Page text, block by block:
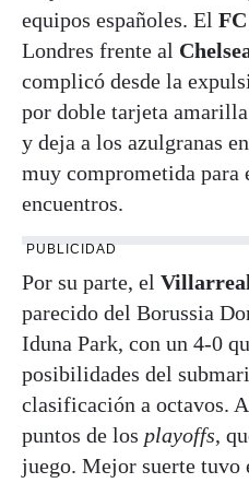
equipos españoles. El
Londres frente al
complicó desde la
por doble tarjeta
y deja a los azulgranas
muy comprometida para
encuentros.
PUBLICIDAD
Por su parte, el
parecido del Borussia
Iduna Park, con un 4-0
posibilidades del
clasificación a octavos.
puntos de los playoffs,
juego. Mejor suerte tuvo